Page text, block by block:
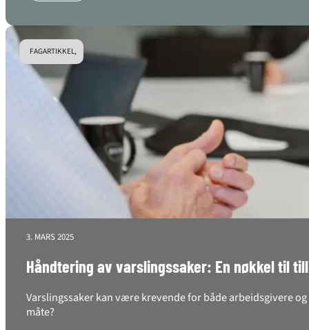
FAGARTIKKEL,
3. MARS 2025
Håndtering av varslingssaker: En nøkkel til
Varslingssaker kan være krevende for både arbeidsgivere
måte?